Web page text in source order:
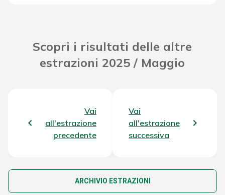
Scopri i risultati delle altre
estrazioni 2025 / Maggio
Vai
all'estrazione
precedente
Vai
all'estrazione
successiva
ARCHIVIO ESTRAZIONI